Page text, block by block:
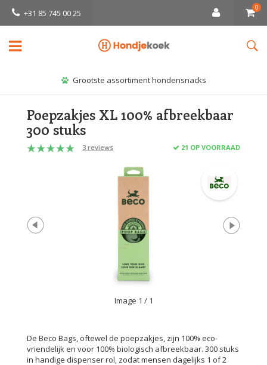
+31 85 745 00 25
0
Grootste assortiment hondensnacks
Poepzakjes XL 100% afbreekbaar
300 stuks
3 reviews 21 OP VOORRAAD
Image 1 / 1
De Beco Bags, oftewel de poepzakjes, zijn 100% eco-
vriendelijk en voor 100% biologisch afbreekbaar. 300 stuks
in handige dispenser rol, zodat mensen dagelijks 1 of 2